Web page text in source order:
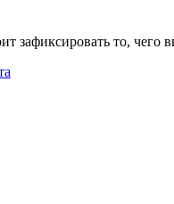
зафиксировать то, чего